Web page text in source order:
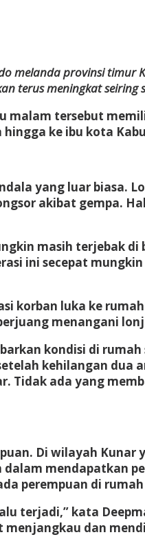
melanda provinsi
terus meningkat
tersebut
ke ibu kota
yang luar biasa.
akibat gempa.
masih terjebak di
ini secepat
luka ke
menangani
kondisi di
kehilangan dua
Tidak ada yang
Di wilayah
mendapatkan
perempuan di
terjadi,” kata
dan